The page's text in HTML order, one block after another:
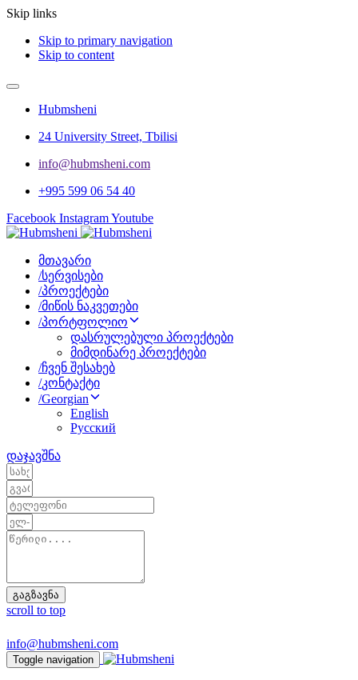
Skip links
Skip to primary navigation
Skip to content
Hubmsheni
24 University Street, Tbilisi
info@hubmsheni.com​
+995 599 06 54 40
Facebook InstagramYoutube
მთავარი
/სერვისები
/პროექტები
/მიწის ნაკვეთები
/პორტფოლიო
დასრულებული პროექტები
მიმდინარე პროექტები
/ჩვენ შესახებ
/კონტაქტი
/Georgian
English
Русский
დაჯავშნა
გაგზავნა
scroll to top
info@hubmsheni.com
Toggle navigation